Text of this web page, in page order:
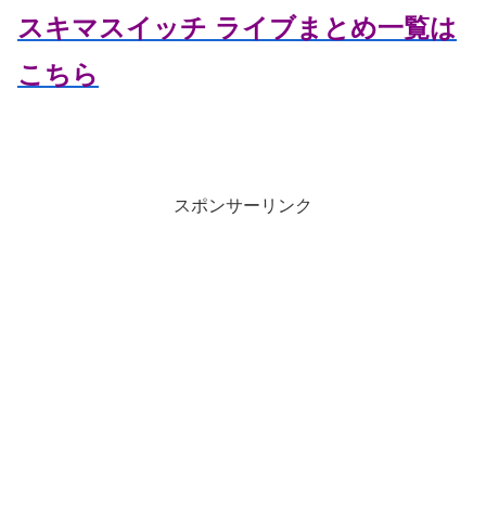
スキマスイッチ ライブまとめ一覧は
こちら
スポンサーリンク